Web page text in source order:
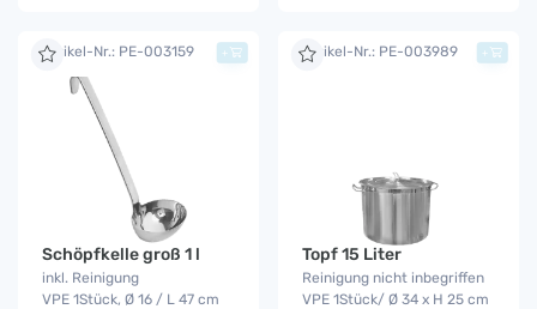
Artikel-Nr.: PE-003159
Schöpfkelle groß 1 l
inkl. Reinigung
VPE 1Stück, Ø 16 / L 47 cm
+ Artikel-Nr.: PE-003989
Topf 15 Liter
Reinigung nicht inbegriffen
VPE 1Stück/ Ø 34 x H 25 cm
+